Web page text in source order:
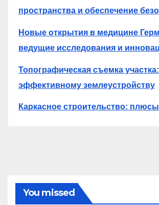
пространства и обеспечение
Новые открытия в медицине
ведущие исследования и
Топографическая съемка
эффективному землеустройству
Каркасное строительство:
You missed